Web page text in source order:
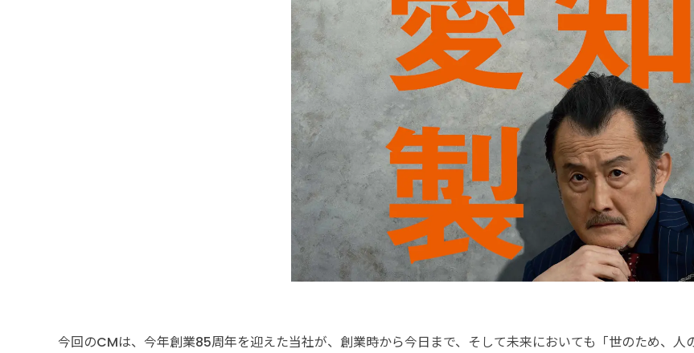
今回のCMは、今年創業85周年を迎えた当社が、創業時から今日まで、そして未来においても「世のため、